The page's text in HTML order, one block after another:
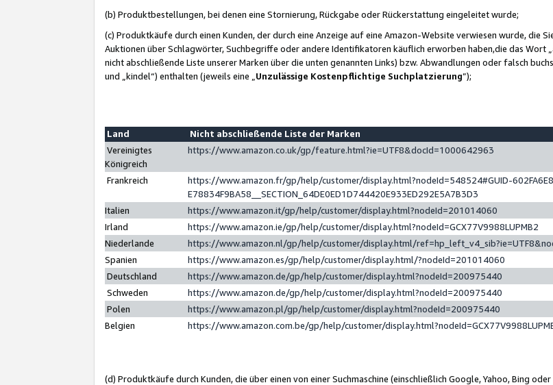
(b) Produktbestellungen, bei denen eine Stornierung, Rückgabe oder Rückerstattung eingeleitet wurde;
(c) Produktkäufe durch einen Kunden, der durch eine Anzeige auf eine Amazon-Website verwiesen wurde, die
Auktionen über Schlagwörter, Suchbegriffe oder andere Identifikatoren käuflich erworben haben,die das Wort
nicht abschließende Liste unserer Marken über die unten genannten Links) bzw. Abwandlungen oder falsch
und „kindel“) enthalten (jeweils eine „ Unzulässige Kostenpflichtige Suchplatzierung”);
Land
Nicht abschließende Liste der Marken
Vereinigtes
Königreich
https://www.amazon.co.uk/gp/feature.html?ie=UTF8&docId=1000642963
Frankreich
https://www.amazon.fr/gp/help/customer/display.html?nodeId=548524#GUID-
E78834F9BA58__SECTION_64DE0ED1D744420E933ED292E5A7B3D3
Italien
https://www.amazon.it/gp/help/customer/display.html?nodeId=201014060
Irland
https://www.amazon.ie/gp/help/customer/display.html?nodeId=GCX77V9988LUPMB2
Niederlande
https://www.amazon.nl/gp/help/customer/display.html/
Spanien
https://www.amazon.es/gp/help/customer/display.html/?nodeId=201014060
Deutschland
https://www.amazon.de/gp/help/customer/display.html?nodeId=200975440
Schweden
https://www.amazon.de/gp/help/customer/display.html?nodeId=200975440
Polen
https://www.amazon.pl/gp/help/customer/display.html?nodeId=200975440
Belgien
https://www.amazon.com.be/gp/help/customer/
(d) Produktkäufe durch Kunden, die über einen von einer Suchmaschine (einschließlich Google, Yahoo, Bing